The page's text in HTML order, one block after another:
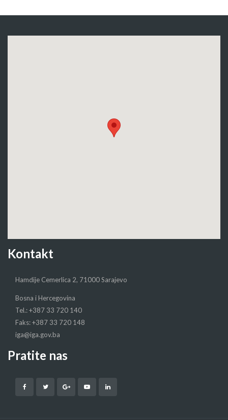
Kontakt
Hamdije Cemerlica 2, 71000 Sarajevo
Bosna i Hercegovina
Tel.: +387 33 720 140
Faks: +387 33 720 148
iga@iga.gov.ba
Pratite nas